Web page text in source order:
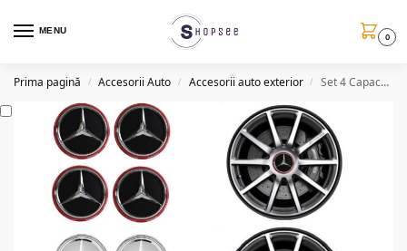
MENU
0
Prima pagină / Accesorii Auto / Accesorii auto exterior / Set 4 Capace jante cu sigla Mercedes Benz, AMG, 75mm